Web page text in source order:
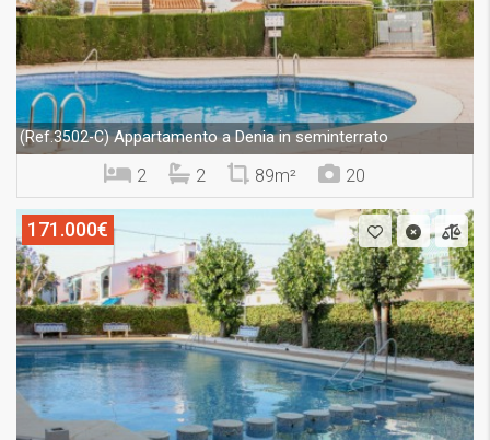
(Ref.3502-C)Appartamento a Denia in seminterrato
2 2 89m² 20
171.000€